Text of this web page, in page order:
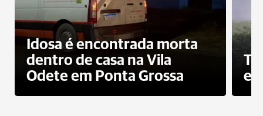
Idosa é encontrada morta
dentro de casa na Vila
Odete em Ponta Grossa
e